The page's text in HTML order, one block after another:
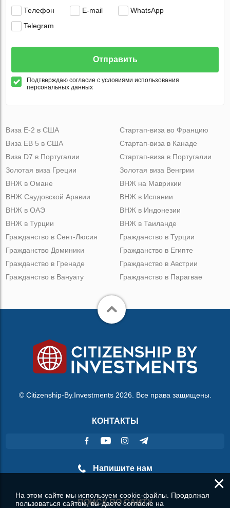
Телефон E-mail
WhatsApp
Telegram
Отправить
Подтверждаю согласие с условиями использования
персональных данных
Виза Е-2 в США
Виза ЕВ 5 в США
Виза D7 в Португалии
Золотая виза Греции
Стартап-виза во Францию
Стартап-виза в Канаде
Стартап-виза в Португалии
Золотая виза Венгрии
ВНЖ в Омане
ВНЖ Саудовской Аравии
ВНЖ в ОАЭ
ВНЖ в Турции
ВНЖ на Маврикии
ВНЖ в Испании
ВНЖ в Индонезии
ВНЖ в Таиланде
Гражданство в Сент-Люсия
Гражданство Доминики
Гражданство в Гренаде
Гражданство в Вануату
Гражданство в Турции
Гражданство в Египте
Гражданство в Австрии
Гражданство в Парагвае
© Citizenship-By.Investments 2026. Все права защищены.
КОНТАКТЫ
Напишите нам
ПОИСК ПО САЙТУ
×
На этом сайте мы используем cookie-файлы. Продолжая
пользоваться сайтом, вы даете согласие на